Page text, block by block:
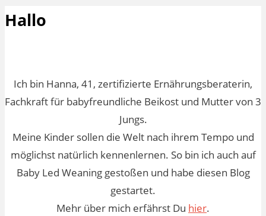
Hallo
Ich bin Hanna, 41, zertifizierte Ernährungsberaterin,
Fachkraft für babyfreundliche Beikost und Mutter von 3
Jungs.
Meine Kinder sollen die Welt nach ihrem Tempo und
möglichst natürlich kennenlernen. So bin ich auch auf
Baby Led Weaning gestoßen und habe diesen Blog
gestartet.
Mehr über mich erfährst Du hier.